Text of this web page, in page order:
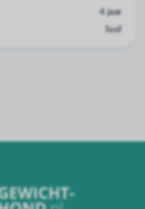
4 jaar
Teef